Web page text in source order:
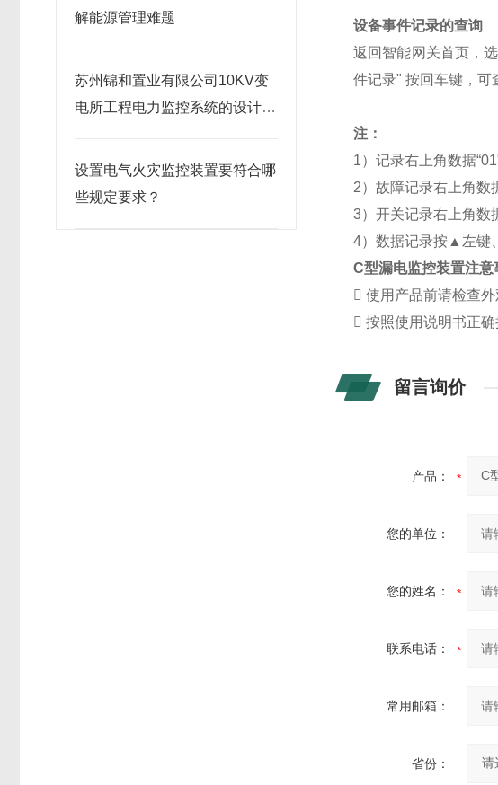
设备事件记录的查询
返回智能网关首页，
件记录" 按回车键，可
注：
1）记录右上角数据
2）故障记录右上角数
3）开关记录右上角数
4）数据记录按▲左键
C型漏电监控装置注意
使用产品前请检查
按照使用说明书正
留言询价
产品：
您的单位：
您的姓名：
联系电话：
常用邮箱：
省份：
解能源管理难题
苏州锦和置业有限公司10KV变
电所工程电力监控系统的设计与
设置电气火灾监控装置要符合哪
些规定要求？